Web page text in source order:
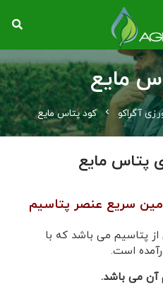
مایع
آگراکو chevron_left کود پتاس مایع
پتاس مایع
سریع عنصر پتاسیم
از پتاسیم می باشد که با
است.